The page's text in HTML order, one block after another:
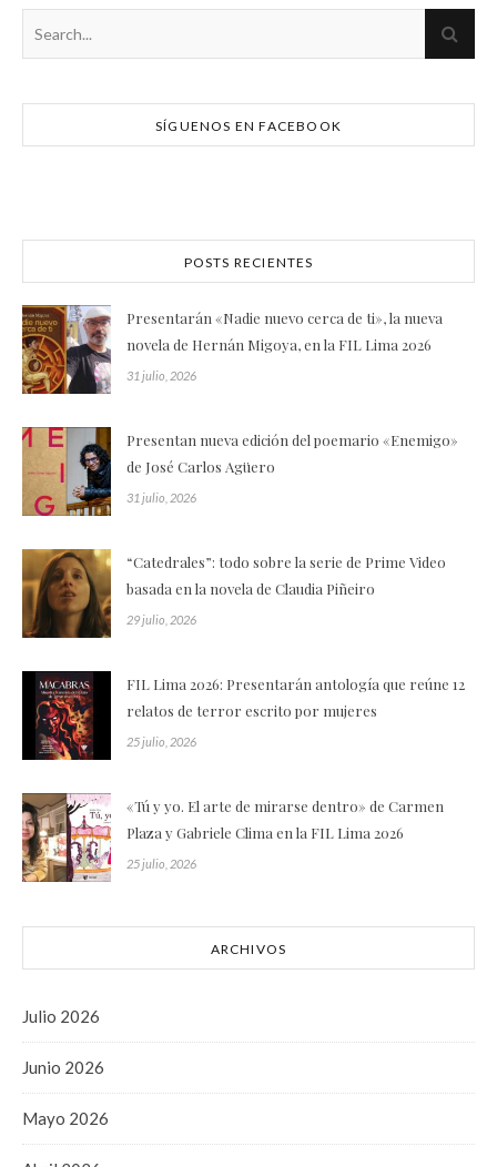
SÍGUENOS EN FACEBOOK
POSTS RECIENTES
Presentarán «Nadie nuevo cerca de ti», la nueva
novela de Hernán Migoya, en la FIL Lima 2026
31 julio, 2026
Presentan nueva edición del poemario «Enemigo»
de José Carlos Agüero
31 julio, 2026
“Catedrales”: todo sobre la serie de Prime Video
basada en la novela de Claudia Piñeiro
29 julio, 2026
FIL Lima 2026: Presentarán antología que reúne 12
relatos de terror escrito por mujeres
25 julio, 2026
«Tú y yo. El arte de mirarse dentro» de Carmen
Plaza y Gabriele Clima en la FIL Lima 2026
25 julio, 2026
ARCHIVOS
Julio 2026
Junio 2026
Mayo 2026